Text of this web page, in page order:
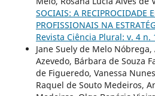
SOCIAIS: A RECIPROCIDADE
PROFISSIONAIS NA
Revista Ciência Plural: v. 4 n.
Jane Suely de Melo
Azevedo, Bárbara de Souza
de Figueredo, Vanessa
Raquel de Souto Medeiros,